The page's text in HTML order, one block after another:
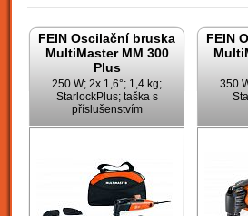
FEIN Oscilační bruska
MultiMaster MM 300
Plus
250 W; 2x 1,6°; 1,4 kg;
StarlockPlus; taška s
příslušenstvím
FEIN
350